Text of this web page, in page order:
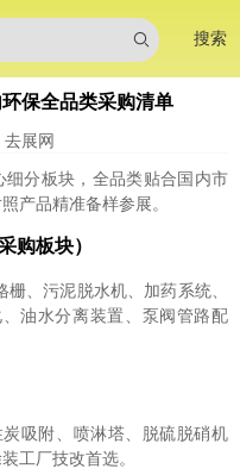
搜索
保全品类采购清单
展网
分板块，全品类贴合国内市
产品精准备样参展。
购板块）
、污泥脱水机、加药系统、
油水分离装置、泵阀管路配
吸附、喷淋塔、脱硫脱硝机
工厂技改首选。